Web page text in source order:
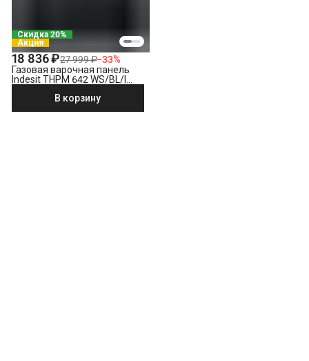
Скидка 20%
Акция
18 836 ₽27 999 ₽−33%
Газовая варочная панель
Indesit THPM 642 WS/BL/I
В корзину